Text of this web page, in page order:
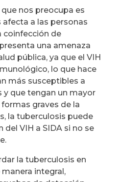
nos preocupa es
a las personas
coinfección de
una amenaza
pública, ya que el VIH
lo que hace
más susceptibles a
y que tengan un mayor
graves de la
la tuberculosis puede
del VIH a SIDA si no se
la tuberculosis en
integral,